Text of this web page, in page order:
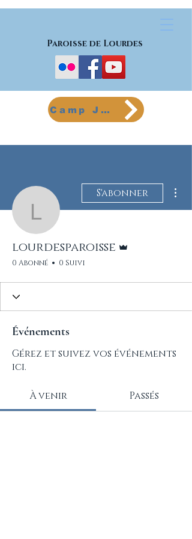
Paroisse de Lourdes
Camp Jeunes
lourdesparoisse
S'abonner
lourdesparoisse
0 Abonné 0 Suivi
Événements
Gérez et suivez vos événements
ici.
À venir Passés